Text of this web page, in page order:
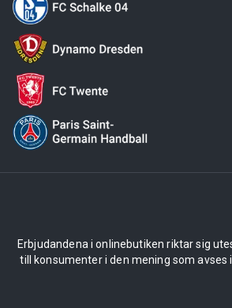
Erbjudandena i onlinebutiken riktar sig
till konsumenter i den mening som